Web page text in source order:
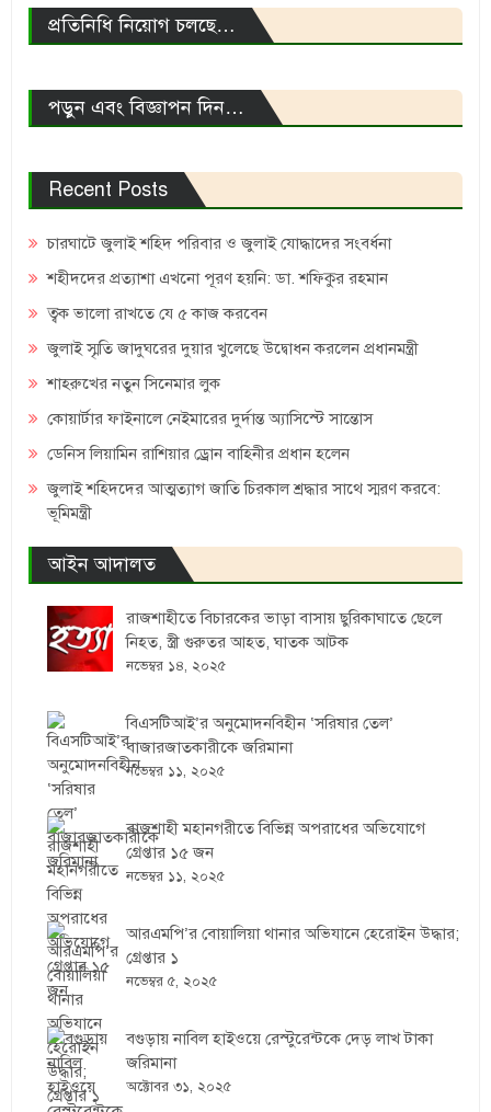
প্রতিনিধি নিয়োগ চলছে…
পড়ুন এবং বিজ্ঞাপন দিন…
Recent Posts
চারঘাটে জুলাই শহিদ পরিবার ও জুলাই যোদ্ধাদের সংবর্ধনা
শহীদদের প্রত্যাশা এখনো পূরণ হয়নি: ডা. শফিকুর রহমান
ত্বক ভালো রাখতে যে ৫ কাজ করবেন
জুলাই স্মৃতি জাদুঘরের দুয়ার খুলেছে উদ্বোধন করলেন প্রধানমন্ত্রী
শাহরুখের নতুন সিনেমার লুক
কোয়ার্টার ফাইনালে নেইমারের দুর্দান্ত অ্যাসিস্টে সান্তোস
ডেনিস লিয়ামিন রাশিয়ার ড্রোন বাহিনীর প্রধান হলেন
জুলাই শহিদদের আত্মত্যাগ জাতি চিরকাল শ্রদ্ধার সাথে স্মরণ করবে:
ভূমিমন্ত্রী
আইন আদালত
রাজশাহীতে বিচারকের ভাড়া বাসায় ছুরিকাঘাতে ছেলে
নিহত, স্ত্রী গুরুতর আহত, ঘাতক আটক
নভেম্বর ১৪, ২০২৫
বিএসটিআই’র অনুমোদনবিহীন ‘সরিষার তেল’
বাজারজাতকারীকে জরিমানা
নভেম্বর ১১, ২০২৫
রাজশাহী মহানগরীতে বিভিন্ন অপরাধের অভিযোগে
গ্রেপ্তার ১৫ জন
নভেম্বর ১১, ২০২৫
আরএমপি’র বোয়ালিয়া থানার অভিযানে হেরোইন উদ্ধার;
গ্রেপ্তার ১
নভেম্বর ৫, ২০২৫
বগুড়ায় নাবিল হাইওয়ে রেস্টুরেন্টকে দেড় লাখ টাকা
জরিমানা
অক্টোবর ৩১, ২০২৫